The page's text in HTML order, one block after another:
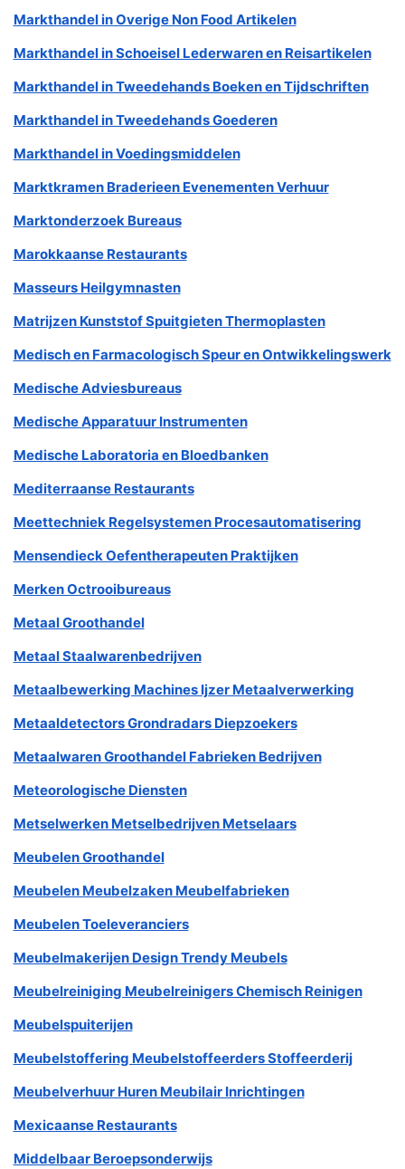
Markthandel in Overige Non Food Artikelen
Markthandel in Schoeisel Lederwaren en Reisartikelen
Markthandel in Tweedehands Boeken en Tijdschriften
Markthandel in Tweedehands Goederen
Markthandel in Voedingsmiddelen
Marktkramen Braderieen Evenementen Verhuur
Marktonderzoek Bureaus
Marokkaanse Restaurants
Masseurs Heilgymnasten
Matrijzen Kunststof Spuitgieten Thermoplasten
Medisch en Farmacologisch Speur en Ontwikkelingswerk
Medische Adviesbureaus
Medische Apparatuur Instrumenten
Medische Laboratoria en Bloedbanken
Mediterraanse Restaurants
Meettechniek Regelsystemen Procesautomatisering
Mensendieck Oefentherapeuten Praktijken
Merken Octrooibureaus
Metaal Groothandel
Metaal Staalwarenbedrijven
Metaalbewerking Machines Ijzer Metaalverwerking
Metaaldetectors Grondradars Diepzoekers
Metaalwaren Groothandel Fabrieken Bedrijven
Meteorologische Diensten
Metselwerken Metselbedrijven Metselaars
Meubelen Groothandel
Meubelen Meubelzaken Meubelfabrieken
Meubelen Toeleveranciers
Meubelmakerijen Design Trendy Meubels
Meubelreiniging Meubelreinigers Chemisch Reinigen
Meubelspuiterijen
Meubelstoffering Meubelstoffeerders Stoffeerderij
Meubelverhuur Huren Meubilair Inrichtingen
Mexicaanse Restaurants
Middelbaar Beroepsonderwijs